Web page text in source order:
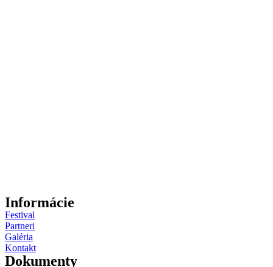
Informácie
Festival
Partneri
Galéria
Kontakt
Dokumenty